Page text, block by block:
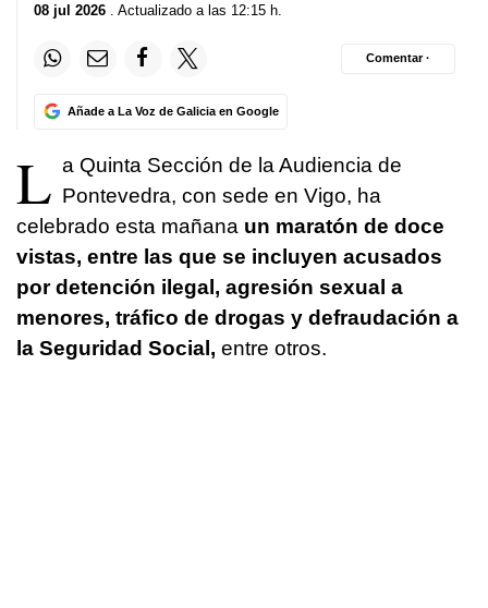
08 jul 2026 . Actualizado a las 12:15 h.
Añade a La Voz de Galicia en Google
Comentar ·
L a Quinta Sección de la Audiencia de
Pontevedra, con sede en Vigo, ha
celebrado esta mañana un maratón de doce
vistas, entre las que se incluyen acusados
por detención ilegal, agresión sexual a
menores, tráfico de drogas y defraudación a
la Seguridad Social, entre otros.